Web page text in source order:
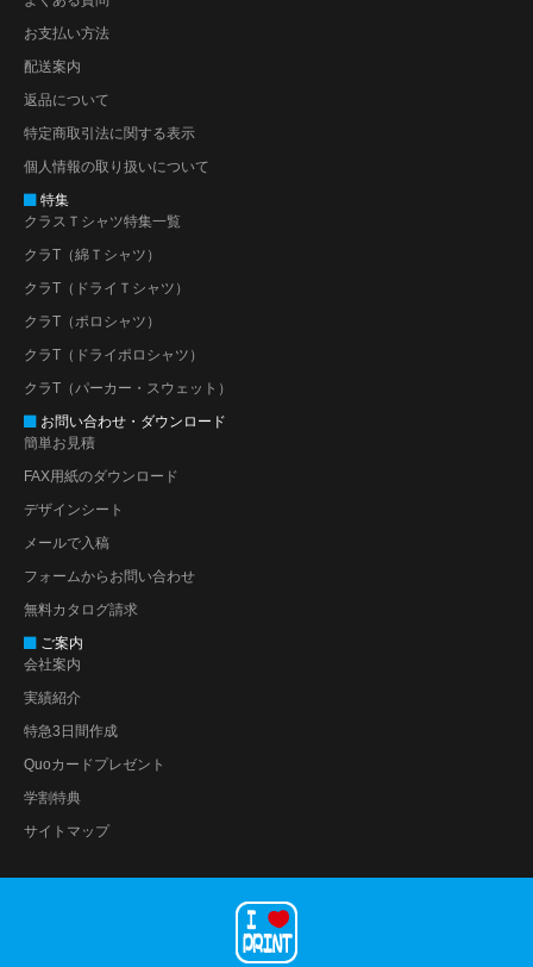
お支払い方法
配送案内
返品について
特定商取引法に関する表示
個人情報の取り扱いについて
特集
クラスＴシャツ特集一覧
クラT（綿Ｔシャツ）
クラT（ドライＴシャツ）
クラT（ポロシャツ）
クラT（ドライポロシャツ）
クラT（パーカー・スウェット）
お問い合わせ・ダウンロード
簡単お見積
FAX用紙のダウンロード
デザインシート
メールで入稿
フォームからお問い合わせ
無料カタログ請求
ご案内
会社案内
実績紹介
特急3日間作成
Quoカードプレゼント
学割特典
サイトマップ